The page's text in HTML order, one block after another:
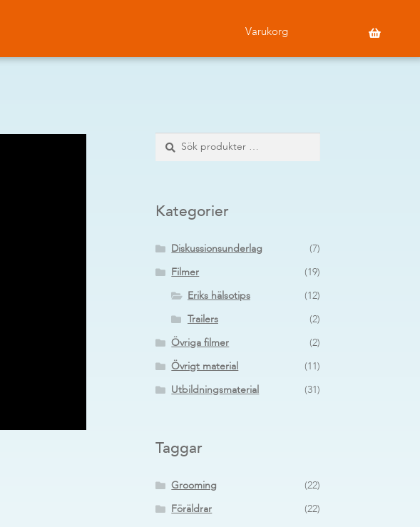
Varukorg
efter:
Kategorier
Diskussionsunderlag (7)
Filmer (19)
Eriks hälsotips (12)
Trailers (2)
Övriga filmer (2)
Övrigt material (11)
Utbildningsmaterial (31)
Taggar
Grooming (22)
Föräldrar (22)